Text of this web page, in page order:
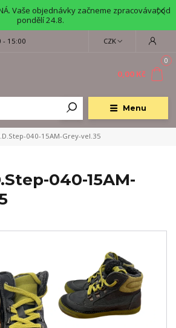
Vaše objednávky začneme zpracovávat od
pondělí 24.8.
Menu
CZK
- 15:00
0
0,00 Kč
040-15AM-Grey-vel.35
040-15AM-